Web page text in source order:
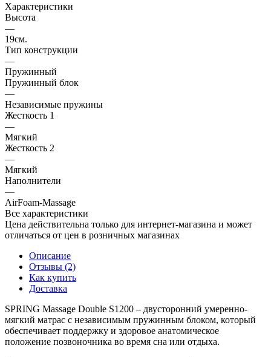
Характеристики
Высота
—
19см.
Тип конструкции
—
Пружинный
Пружинный блок
—
Независимые пружины
Жесткость 1
—
Мягкий
Жесткость 2
—
Мягкий
Наполнители
—
AirFoam-Massage
Все характеристики
Цена действительна только для интернет-магазина и может
отличаться от цен в розничных магазинах
Описание
Отзывы (2)
Как купить
Доставка
SPRING Massage Double S1200 – двусторонний умеренно-
мягкий матрас с независимым пружинным блоком, который
обеспечивает поддержку и здоровое анатомическое
положение позвоночника во время сна или отдыха.